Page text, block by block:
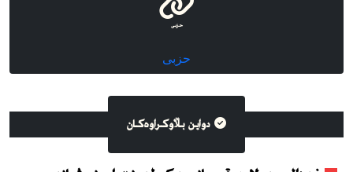
حزبی
حزبی
دواین بڵاوکراوه‌کان